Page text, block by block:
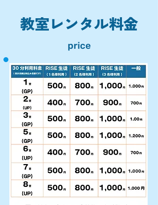
教室レンタル料金
price